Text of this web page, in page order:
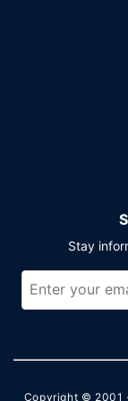
A recepció
érkező
Stay
Copyright © 2001